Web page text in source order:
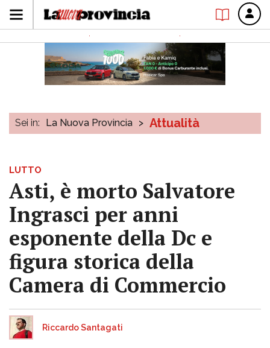
Sei in: La Nuova Provincia > Attualità
LUTTO
Asti, è morto Salvatore
Ingrasci per anni
esponente della Dc e
figura storica della
Camera di Commercio
Riccardo Santagati